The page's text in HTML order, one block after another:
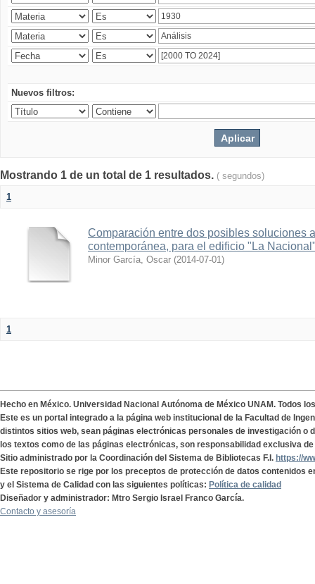
Nuevos filtros:
Mostrando 1 de un total de 1 resultados. ( segundos)
1
Comparación entre dos posibles soluciones
contemporánea, para el edificio "La
Minor García, Oscar (2014-07-01)
1
Hecho en México. Universidad Nacional Autónoma de México UNAM. Todos
Este es un portal integrado a la página web institucional de la Facultad de
distintos sitios web, sean páginas electrónicas personales de investigación o
los textos como de las páginas electrónicas, son responsabilidad exclusiva
Sitio administrado por la Coordinación del Sistema de Bibliotecas F.I. https://
Este repositorio se rige por los preceptos de protección de datos contenidos
y el Sistema de Calidad con las siguientes políticas: Política de calidad
Diseñador y administrador: Mtro Sergio Israel Franco García.
Contacto y asesoría